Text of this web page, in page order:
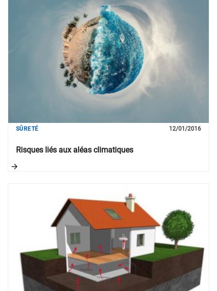
Risques liés aux aléas climatiques
SÛRETÉ 12/01/2016